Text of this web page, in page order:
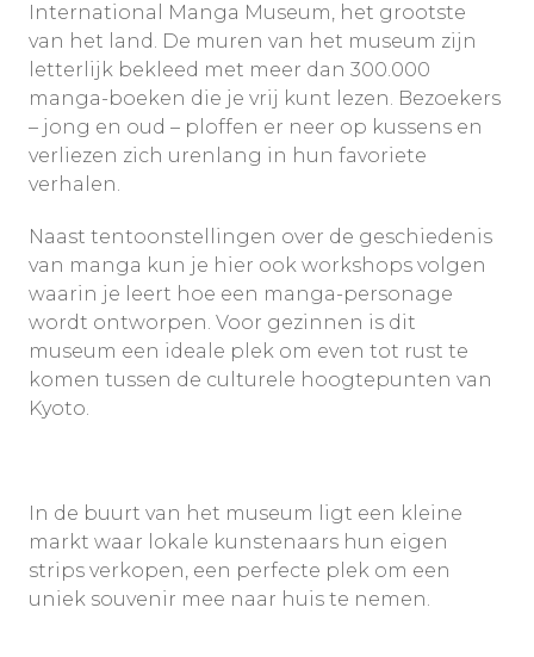
International Manga Museum, het grootste
van het land. De muren van het museum zijn
letterlijk bekleed met meer dan 300.000
manga-boeken die je vrij kunt lezen. Bezoekers
– jong en oud – ploffen er neer op kussens en
verliezen zich urenlang in hun favoriete
verhalen.
Naast tentoonstellingen over de geschiedenis
van manga kun je hier ook workshops volgen
waarin je leert hoe een manga-personage
wordt ontworpen. Voor gezinnen is dit
museum een ideale plek om even tot rust te
komen tussen de culturele hoogtepunten van
Kyoto.
In de buurt van het museum ligt een kleine
markt waar lokale kunstenaars hun eigen
strips verkopen, een perfecte plek om een
uniek souvenir mee naar huis te nemen.